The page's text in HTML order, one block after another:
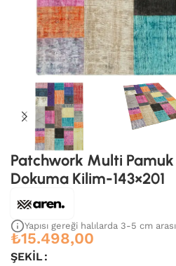
Patchwork Multi Pamuk
Dokuma Kilim-143×201
Yapısı gereği halılarda 3-5 cm
₺15.498,00
ŞEKIL